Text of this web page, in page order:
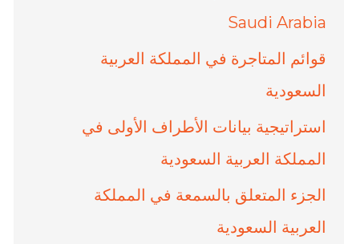
Saudi Arabia
قوائم المتاجرة في المملكة العربية
السعودية
استراتيجية بيانات الأطراف الأولى في
المملكة العربية السعودية
الجزء المتعلق بالسمعة في المملكة
العربية السعودية